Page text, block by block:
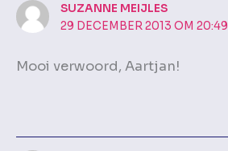
SUZANNE MEIJLES
29 DECEMBER 2013 OM 20:49
Mooi verwoord, Aartjan!